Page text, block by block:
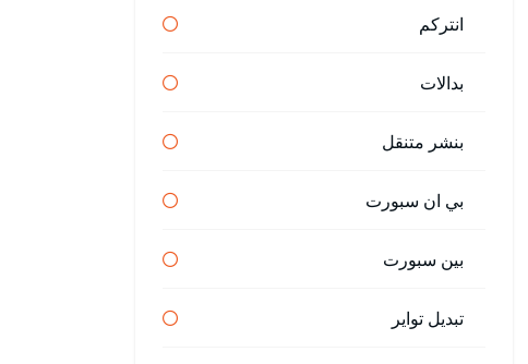
انتركم
بدالات
بنشر متنقل
بي ان سبورت
بين سبورت
تبديل تواير